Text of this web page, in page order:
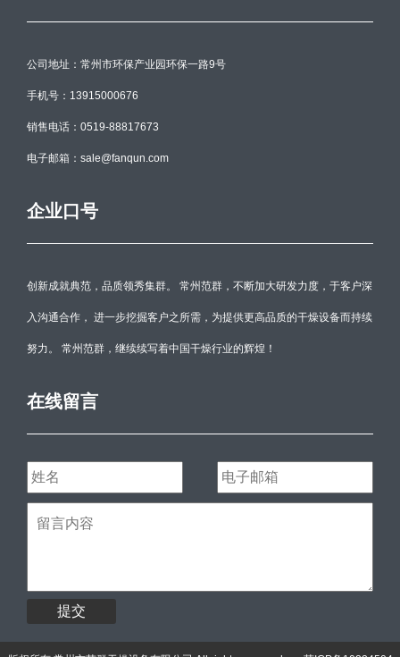
公司地址：常州市环保产业园环保一路9号
手机号：13915000676
销售电话：0519-88817673
电子邮箱：sale@fanqun.com
企业口号
创新成就典范，品质领秀集群。 常州范群，不断加大研发力度，于客户深
入沟通合作， 进一步挖掘客户之所需，为提供更高品质的干燥设备而持续
努力。 常州范群，继续续写着中国干燥行业的辉煌！
在线留言
提交